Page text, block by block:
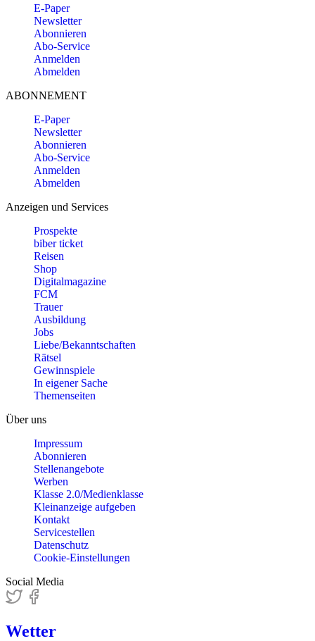
E-Paper
Newsletter
Abonnieren
Abo-Service
Anmelden
Abmelden
ABONNEMENT
E-Paper
Newsletter
Abonnieren
Abo-Service
Anmelden
Abmelden
Anzeigen und Services
Prospekte
biber ticket
Reisen
Shop
Digitalmagazine
FCM
Trauer
Ausbildung
Jobs
Liebe/Bekanntschaften
Rätsel
Gewinnspiele
In eigener Sache
Themenseiten
Über uns
Impressum
Abonnieren
Stellenangebote
Werben
Klasse 2.0/Medienklasse
Kleinanzeige aufgeben
Kontakt
Servicestellen
Datenschutz
Cookie-Einstellungen
Social Media
Wetter